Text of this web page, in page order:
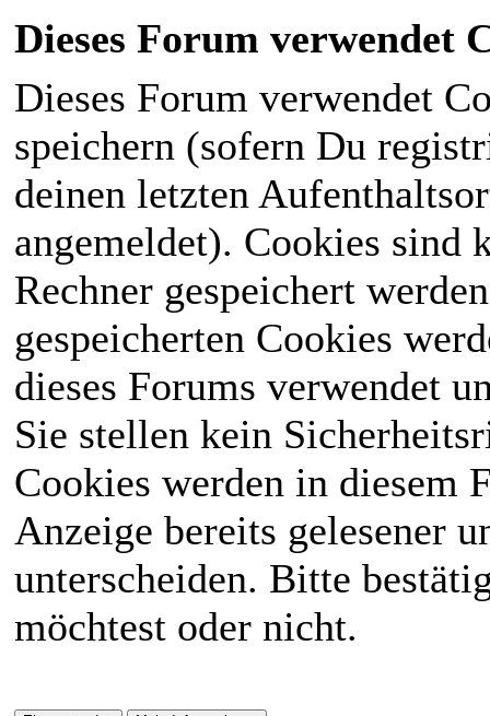
Dieses Forum verwendet
Dieses Forum verwendet
speichern (sofern Du
deinen letzten
angemeldet). Cookies sind
Rechner gespeichert
gespeicherten Cookies
dieses Forums verwendet
Sie stellen kein
Cookies werden in diesem
Anzeige bereits gelesener
unterscheiden. Bitte
möchtest oder nicht.